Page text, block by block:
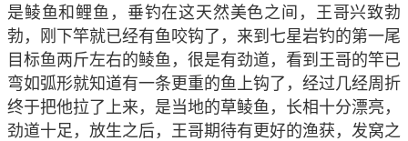
是鲮鱼和鲤鱼，垂钓在这天然美色之间，王哥兴致勃
勃，刚下竿就已经有鱼咬钩了，来到七星岩钓的第一尾
目标鱼两斤左右的鲮鱼，很是有劲道，看到王哥的竿已
弯如弧形就知道有一条更重的鱼上钩了，经过几经周折
终于把他拉了上来，是当地的草鲮鱼，长相十分漂亮，
劲道十足，放生之后，王哥期待有更好的渔获，发窝之